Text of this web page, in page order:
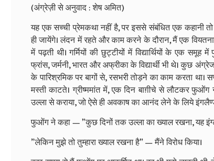
(अंग्रेज़ी से अनुवाद : शेष अमित)
यह एक सच्ची प्रेमकथा नहीं है, पर इससे संबंधित एक कहानी
ही जायेंगे। लंदन में रहते और काम करने के दौरान, मैं एक
में पढ़ती थी। गर्मियों की छुट्टीयों में विद्यार्थियों के एक
फ्रांस, जर्मनी, भारत और अफ्रीका के विद्यार्थी भी थे। कुछ
के पारिश्रमिक पर बागों से, रसभरी तोड़ने का काम करता
मस्ती काटते। ग्रीष्ममांत में, एक दिन बाग़ीचे से लौटकर
उल्ला से कराया, जो ऐसे ही अवकाष का आनंद लेने के लिये
फुओंग ने कहा — ”कुछ दिनों तक उल्ला का ख्याल रखना, यह
”लेकिन मुझे तो तुम्हारा ख्याल रखना है” — मैंने विरोध किया।